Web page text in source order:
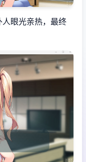
眼光亲热，最终